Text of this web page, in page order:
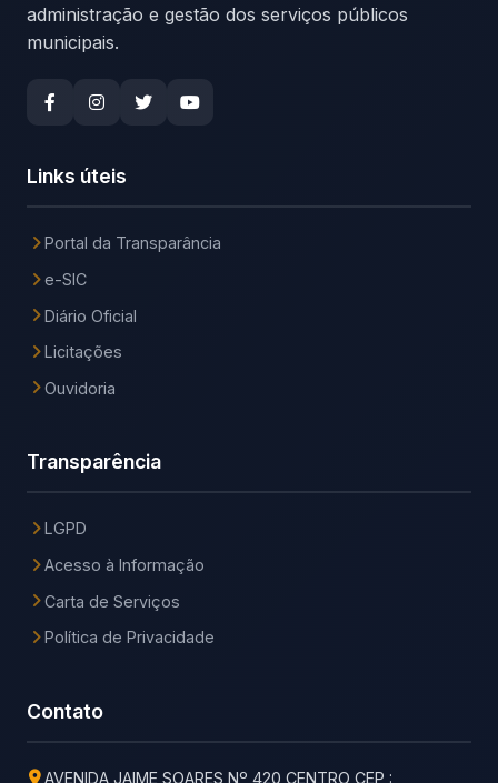
administração e gestão dos serviços públicos
municipais.
Links úteis
Portal da Transparância
e-SIC
Diário Oficial
Licitações
Ouvidoria
Transparência
LGPD
Acesso à Informação
Carta de Serviços
Política de Privacidade
Contato
AVENIDA JAIME SOARES Nº 420 CENTRO CEP :